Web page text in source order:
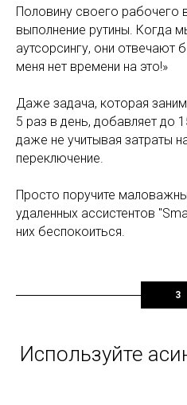
Половину своего рабочего
выполнение рутины. Когда
аутсорсингу, они отвечают
меня нет времени на это!»
Даже задача, которая
5 раз в день, добавляет до
даже не учитывая затраты
переключение.
Просто поручите
удаленных ассистентов
них беспокоиться.
3
Используйте